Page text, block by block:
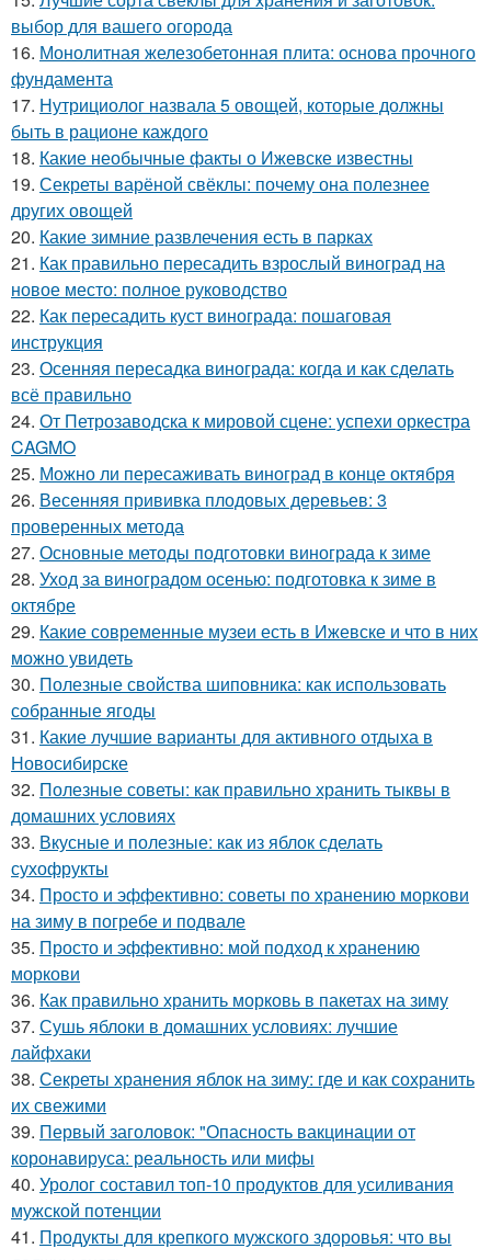
выбор для вашего огорода
16. Монолитная железобетонная плита: основа прочного
фундамента
17. Нутрициолог назвала 5 овощей, которые должны
быть в рационе каждого
18. Какие необычные факты о Ижевске известны
19. Секреты варёной свёклы: почему она полезнее
других овощей
20. Какие зимние развлечения есть в парках
21. Как правильно пересадить взрослый виноград на
новое место: полное руководство
22. Как пересадить куст винограда: пошаговая
инструкция
23. Осенняя пересадка винограда: когда и как сделать
всё правильно
24. От Петрозаводска к мировой сцене: успехи оркестра
CAGMO
25. Можно ли пересаживать виноград в конце октября
26. Весенняя прививка плодовых деревьев: 3
проверенных метода
27. Основные методы подготовки винограда к зиме
28. Уход за виноградом осенью: подготовка к зиме в
октябре
29. Какие современные музеи есть в Ижевске и что в них
можно увидеть
30. Полезные свойства шиповника: как использовать
собранные ягоды
31. Какие лучшие варианты для активного отдыха в
Новосибирске
32. Полезные советы: как правильно хранить тыквы в
домашних условиях
33. Вкусные и полезные: как из яблок сделать
сухофрукты
34. Просто и эффективно: советы по хранению моркови
на зиму в погребе и подвале
35. Просто и эффективно: мой подход к хранению
моркови
36. Как правильно хранить морковь в пакетах на зиму
37. Сушь яблоки в домашних условиях: лучшие
лайфхаки
38. Секреты хранения яблок на зиму: где и как сохранить
их свежими
39. Первый заголовок: "Опасность вакцинации от
коронавируса: реальность или мифы
40. Уролог составил топ-10 продуктов для усиливания
мужской потенции
41. Продукты для крепкого мужского здоровья: что вы